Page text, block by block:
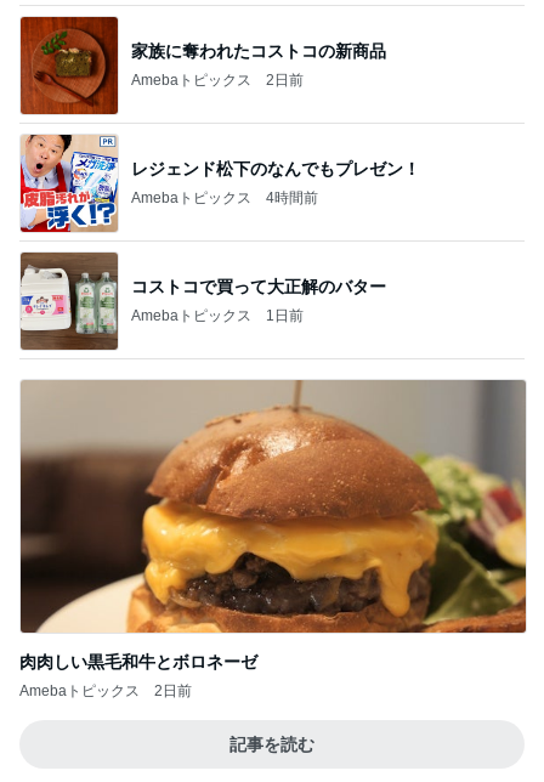
家族に奪われたコストコの新商品
Amebaトピックス 2日前
レジェンド松下のなんでもプレゼン！
Amebaトピックス 4時間前
コストコで買って大正解のバター
Amebaトピックス 1日前
肉肉しい黒毛和牛とボロネーゼ
Amebaトピックス 2日前
記事を読む